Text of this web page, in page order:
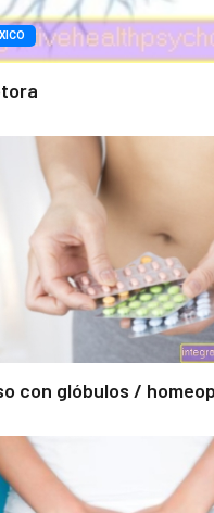
con glóbulos /